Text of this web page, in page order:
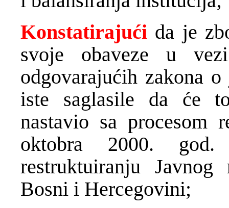
Konstatirajući da je
svoje obaveze u
odgovarajućih zakona
iste saglasile da će
nastavio sa procesom
oktobra 2000.
restruktuiranju
Bosni i Hercegovini;